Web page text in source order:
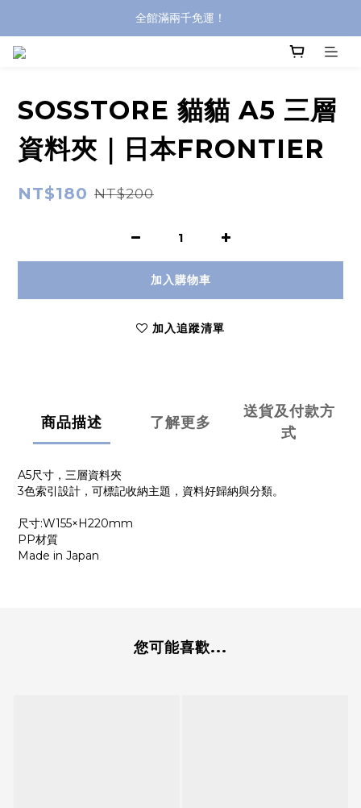
全館滿兩千免運！
全館滿兩千免運！
SOSSTORE 貓貓 A5 三層
資料夾｜日本FRONTIER
NT$180 NT$200
加入購物車
加入追蹤清單
商品描述 了解更多
送貨及付款方
式
A5尺寸，三層資料夾
3色索引設計，可標記收納主題，資料好歸納與分類。
尺寸:W155×H220mm
PP材質
Made in Japan
您可能喜歡...